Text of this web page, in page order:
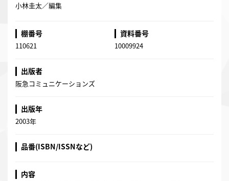
小林圭太／編集
棚番号
110621
資料番号
10009924
出版者
阪急コミュニケーションズ
出版年
2003年
品番(ISBN/ISSNなど)
内容